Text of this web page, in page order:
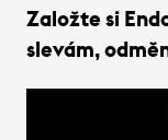
Založte si
slevám,